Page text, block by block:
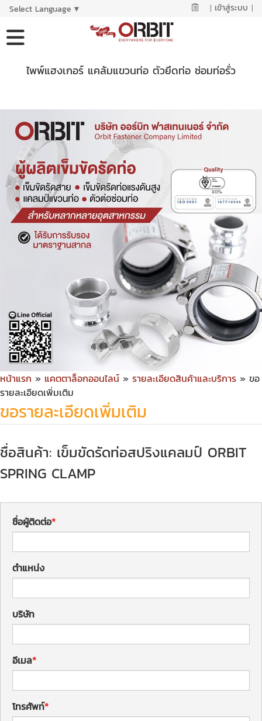
Select Language ▼ | เข้าสู่ระบบ |
ไพพ์แฮงเกอร์ แคล้มแขวนท่อ ตัวยึดท่อ ซ่อมท่อรั่ว
หน้าแรก » แคตตาล็อกออนไลน์ » รายละเอียดสินค้าและบริการ » ขอ
รายละเอียดเพิ่มเติม
ขอรายละเอียดเพิ่มเติม
ชื่อสินค้า: เข็มขัดรัดท่อสปริงแคลมป์ ORBIT
SPRING CLAMP
ชื่อผู้ติดต่อ
ตำแหน่ง
บริษัท
อีเมล
โทรศัพท์